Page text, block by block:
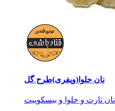
نان حلوا(ویفری)طرح گل
نان تارت و حلوا و بیسکوییت